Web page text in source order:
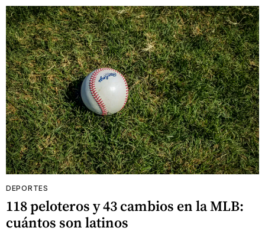
DEPORTES
118 peloteros y 43 cambios en la MLB:
cuántos son latinos